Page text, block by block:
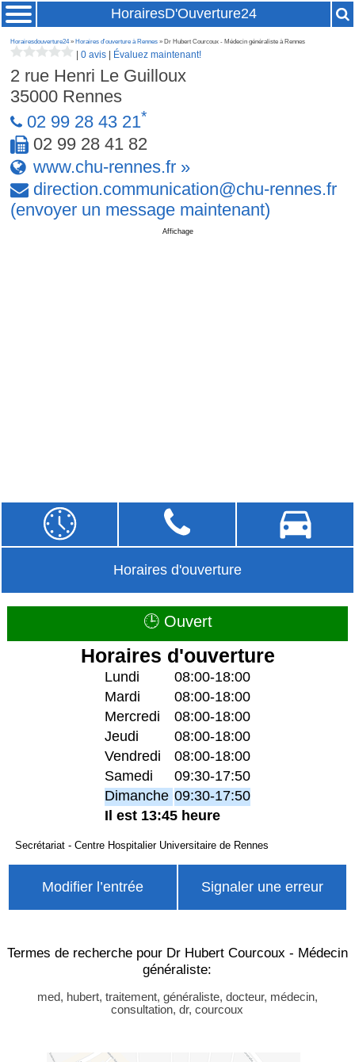
HorairesD'Ouverture24
Horairesdouverture24» Horaires d'ouverture à Rennes » Dr Hubert Courcoux - Médecin généraliste à Rennes
|0 avis Évaluez maintenant!
2 rue Henri Le Guilloux
35000 Rennes
02 99 28 43 21*
02 99 28 41 82
www.chu-rennes.fr »
direction.communication@chu-rennes.fr
(envoyer un message maintenant)
Affichage
Horaires d'ouverture
🕒 Ouvert
Horaires d'ouverture
Lundi
08:00-18:00
Mardi
08:00-18:00
Mercredi
08:00-18:00
Jeudi
08:00-18:00
Vendredi
08:00-18:00
Samedi
09:30-17:50
Dimanche 09:30-17:50
Il est 13:45 heure
Secrétariat - Centre Hospitalier Universitaire de Rennes
Modifier l’entrée Signaler une erreur
Termes de recherche pour Dr Hubert Courcoux - Médecin
généraliste:
med, hubert, traitement, généraliste, docteur, médecin,
consultation, dr, courcoux